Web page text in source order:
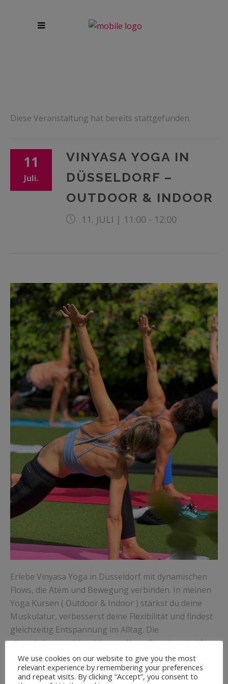
Diese Veranstaltung hat bereits stattgefunden.
11
Juli.
VINYASA YOGA IN
DÜSSELDORF –
OUTDOOR & INDOOR
11. JULI | 11:00 - 12:00
Erlebe Vinyasa Yoga in Düsseldorf mit dynamischen
Flows, die Atem und Bewegung verbinden. In meinen
Yoga Kursen ( Outdoor & Indoor ) stärkst du deine
Muskulatur, verbesserst deine Flexibilität und findest
gleichzeitig Entspannung im Alltag. Die
abwechslungsreichen Vinyasa Yoga Stunden sind für
Anfänger und Fortgeschrittene geeignet und bieten
individuelle Anpassungen für jedes Level. Trainiere
We use cookies on our website to give you the most
relevant experience by remembering your preferences
and repeat visits. By clicking “Accept”, you consent to